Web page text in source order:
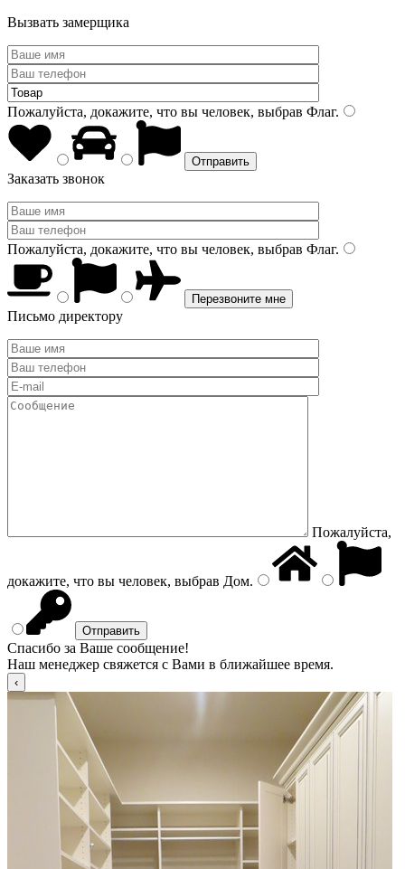
Вызвать замерщика
Пожалуйста, докажите, что вы человек, выбрав Флаг.
Заказать звонок
Пожалуйста, докажите, что вы человек, выбрав Флаг.
Письмо директору
Пожалуйста,
докажите, что вы человек, выбрав Дом.
Спасибо за Ваше сообщение!
Наш менеджер свяжется с Вами в ближайшее время.